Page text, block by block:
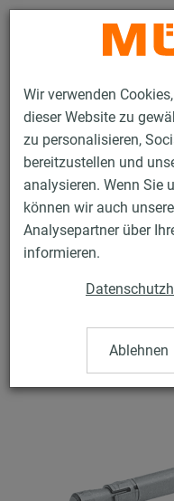
Wir verwenden
dieser Website zu
zu personalisieren,
bereitzustellen und
analysieren. Wenn Sie
können wir auch
Analysepartner über
informieren.
Ablehnen
Produkte